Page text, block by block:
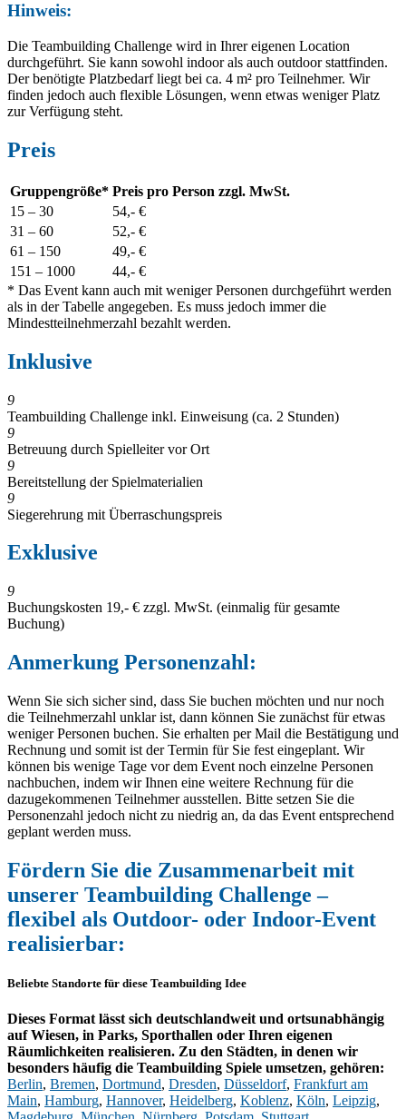
Hinweis:
Die Teambuilding Challenge wird in Ihrer eigenen Location
durchgeführt. Sie kann sowohl indoor als auch outdoor stattfinden.
Der benötigte Platzbedarf liegt bei ca. 4 m² pro Teilnehmer. Wir
finden jedoch auch flexible Lösungen, wenn etwas weniger Platz
zur Verfügung steht.
Preis
Gruppengröße* Preis pro Person zzgl. MwSt.
15 – 30
54,- €
31 – 60
52,- €
61 – 150
49,- €
151 – 1000
44,- €
* Das Event kann auch mit weniger Personen durchgeführt werden
als in der Tabelle angegeben. Es muss jedoch immer die
Mindestteilnehmerzahl bezahlt werden.
Inklusive
9
Teambuilding Challenge inkl. Einweisung (ca. 2 Stunden)
9
Betreuung durch Spielleiter vor Ort
9
Bereitstellung der Spielmaterialien
9
Siegerehrung mit Überraschungspreis
Exklusive
9
Buchungskosten 19,- € zzgl. MwSt. (einmalig für gesamte
Buchung)
Anmerkung Personenzahl:
Wenn Sie sich sicher sind, dass Sie buchen möchten und nur noch
die Teilnehmerzahl unklar ist, dann können Sie zunächst für etwas
weniger Personen buchen. Sie erhalten per Mail die Bestätigung und
Rechnung und somit ist der Termin für Sie fest eingeplant. Wir
können bis wenige Tage vor dem Event noch einzelne Personen
nachbuchen, indem wir Ihnen eine weitere Rechnung für die
dazugekommenen Teilnehmer ausstellen. Bitte setzen Sie die
Personenzahl jedoch nicht zu niedrig an, da das Event entsprechend
geplant werden muss.
Fördern Sie die Zusammenarbeit mit
unserer Teambuilding Challenge –
flexibel als Outdoor- oder Indoor-Event
realisierbar:
Beliebte Standorte für diese Teambuilding Idee
Dieses Format lässt sich deutschlandweit und ortsunabhängig
auf Wiesen, in Parks, Sporthallen oder Ihren eigenen
Räumlichkeiten realisieren. Zu den Städten, in denen wir
besonders häufig die Teambuilding Spiele umsetzen, gehören:
Berlin, Bremen, Dortmund, Dresden, Düsseldorf, Frankfurt am
Main, Hamburg, Hannover, Heidelberg, Koblenz, Köln, Leipzig,